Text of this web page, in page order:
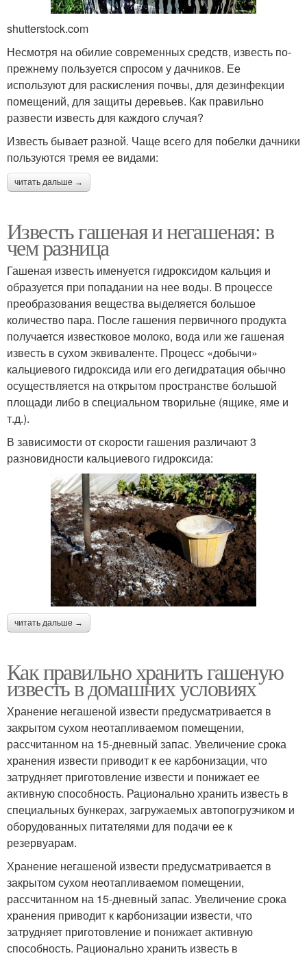
shutterstock.com
Несмотря на обилие современных средств, известь по-
прежнему пользуется спросом у дачников. Ее
используют для раскисления почвы, для дезинфекции
помещений, для защиты деревьев. Как правильно
развести известь для каждого случая?
Известь бывает разной. Чаще всего для побелки дачники
пользуются тремя ее видами:
читать дальше →
Известь гашеная и негашеная: в
чем разница
Гашеная известь именуется гидроксидом кальция и
образуется при попадании на нее воды. В процессе
преобразования вещества выделяется большое
количество пара. После гашения первичного продукта
получается известковое молоко, вода или же гашеная
известь в сухом эквиваленте. Процесс «добычи»
кальциевого гидроксида или его дегидратация обычно
осуществляется на открытом пространстве большой
площади либо в специальном творильне (ящике, яме и
т.д.).
В зависимости от скорости гашения различают 3
разновидности кальциевого гидроксида:
читать дальше →
Как правильно хранить гашеную
известь в домашних условиях
Хранение негашеной извести предусматривается в
закрытом сухом неотапливаемом помещении,
рассчитанном на 15-дневный запас. Увеличение срока
хранения извести приводит к ее карбонизации, что
затрудняет приготовление извести и понижает ее
активную способность. Рационально хранить известь в
специальных бункерах, загружаемых автопогрузчиком и
оборудованных питателями для подачи ее к
резервуарам.
Хранение негашеной извести предусматривается в
закрытом сухом неотапливаемом помещении,
рассчитанном на 15-дневный запас. Увеличение срока
хранения приводит к карбонизации извести, что
затрудняет приготовление и понижает активную
способность. Рационально хранить известь в